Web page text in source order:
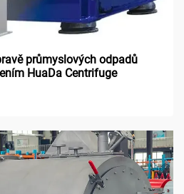
průmyslových odpadů
HuaDa Centrifuge